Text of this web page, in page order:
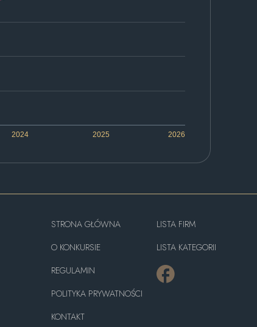
2024 2025 2026
STRONA GŁÓWNA
O KONKURSIE
REGULAMIN
POLITYKA PRYWATNOŚCI
KONTAKT
LISTA FIRM
LISTA KATEGORII